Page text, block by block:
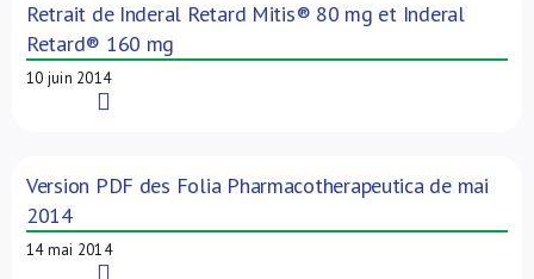
Retrait de Inderal Retard Mitis® 80 mg et Inderal
Retard® 160 mg
10 juin 2014
Version PDF des Folia Pharmacotherapeutica de mai
2014
14 mai 2014